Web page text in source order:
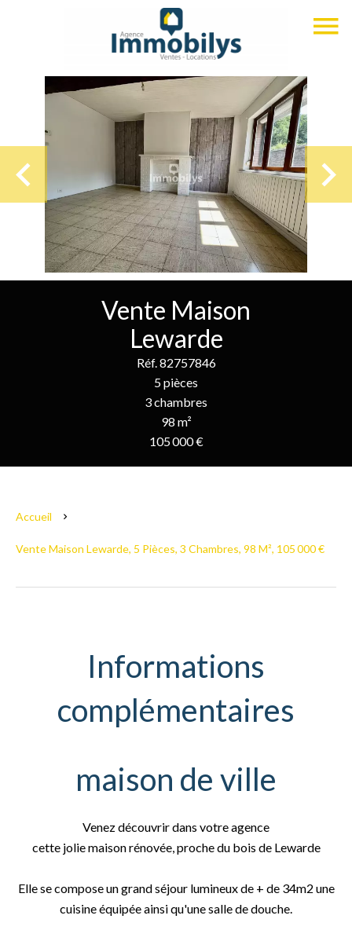
Vente Maison
Lewarde
Réf. 82757846
5 pièces
3 chambres
98 m²
105 000 €
Accueil
Vente Maison Lewarde, 5 Pièces, 3 Chambres, 98 M², 105 000 €
Informations
complémentaires
maison de ville
Venez découvrir dans votre agence
cette jolie maison rénovée, proche du bois de Lewarde
Elle se compose un grand séjour lumineux de + de 34m2 une
cuisine équipée ainsi qu'une salle de douche.